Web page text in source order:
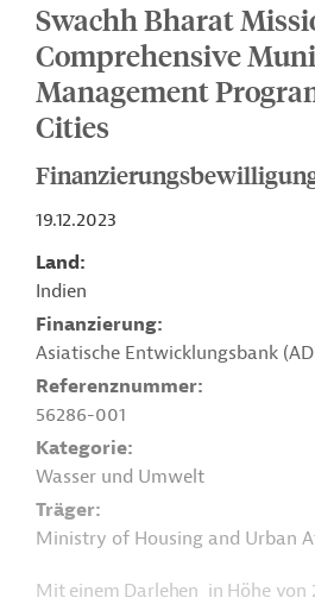
Swachh Bharat
Comprehensive
Management
Cities
19.12.2023
Land
Indien
Finanzierung
Asiatische Entwicklungsbank
Referenznummer
56286-001
Kategorie
Wasser und Umwelt
Träger
Ministry of Housing and Urban
Mit einem Darlehen in Höhe von